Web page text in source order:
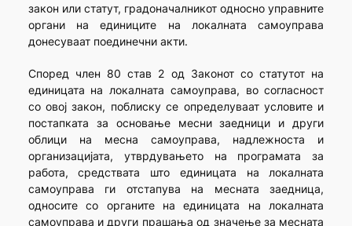
закон или статут, градоначалникот односно управните
органи на единиците на локалната самоуправа
донесуваат поединечни акти.
Според член 80 став 2 од Законот со статутот на
единицата на локалната самоуправа, во согласност
со овој закон, поблиску се определуваат условите и
постапката за основање месни заедници и други
облици на месна самоуправа, надлежноста и
организацијата, утврдувањето на програмата за
работа, средствата што единицата на локалната
самоуправа ги отстапува на месната заедница,
односите со органите на единицата на локалната
самоуправа и други прашања од значење за месната